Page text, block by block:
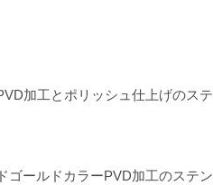
加工とポリッシュ仕上げのス
ゴールドカラーPVD加工のステ